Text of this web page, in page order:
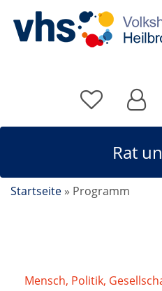
Rat
Startseite » Programm
Mensch, Politik,